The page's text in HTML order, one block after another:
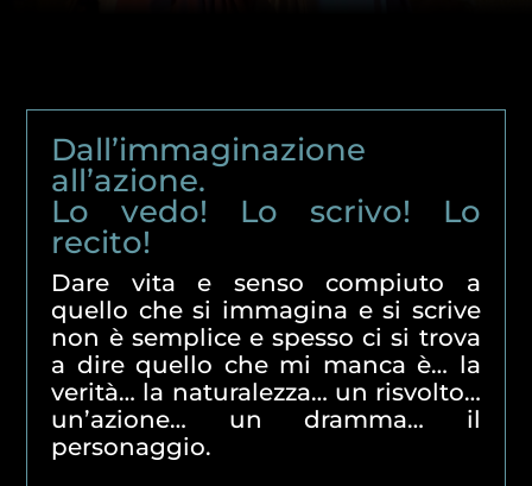
Dall’immaginazione
all’azione.
Lo vedo! Lo scrivo! Lo
recito!
Dare vita e senso compiuto a
quello che si immagina e si scrive
non è semplice e spesso ci si trova
a dire quello che mi manca è… la
verità… la naturalezza… un risvolto…
un’azione… un dramma… il
personaggio.